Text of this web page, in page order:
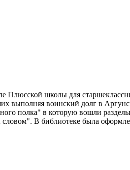
Плюсской школы для
выполняя воинский долг в
полка" в которую вошли
В библиотеке была